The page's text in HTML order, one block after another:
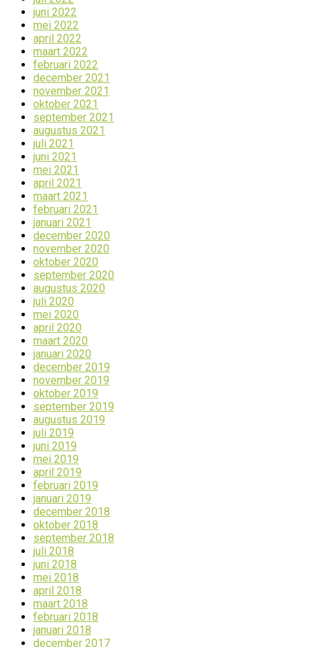
juni 2022
mei 2022
april 2022
maart 2022
februari 2022
december 2021
november 2021
oktober 2021
september 2021
augustus 2021
juli 2021
juni 2021
mei 2021
april 2021
maart 2021
februari 2021
januari 2021
december 2020
november 2020
oktober 2020
september 2020
augustus 2020
juli 2020
mei 2020
april 2020
maart 2020
januari 2020
december 2019
november 2019
oktober 2019
september 2019
augustus 2019
juli 2019
juni 2019
mei 2019
april 2019
februari 2019
januari 2019
december 2018
oktober 2018
september 2018
juli 2018
juni 2018
mei 2018
april 2018
maart 2018
februari 2018
januari 2018
december 2017